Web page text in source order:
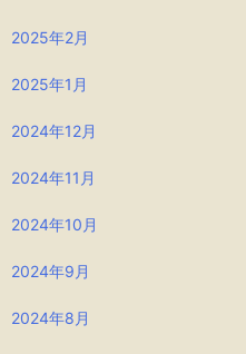
2025年2月
2025年1月
2024年12月
2024年11月
2024年10月
2024年9月
2024年8月